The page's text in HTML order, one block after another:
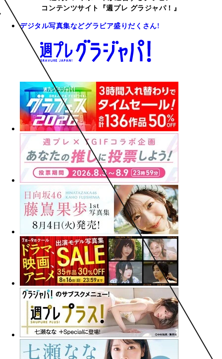
コンテンツサイト『週プレ グラジャパ！』
デジタル写真集などグラビア盛りだくさん!